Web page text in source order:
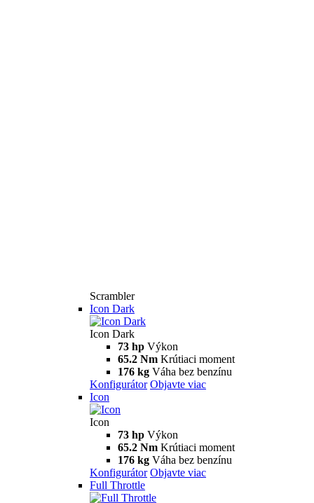
Scrambler
Icon Dark
Icon Dark
73 hp Výkon
65.2 Nm Krútiaci moment
176 kg Váha bez benzínu
Konfigurátor Objavte viac
Icon
Icon
73 hp Výkon
65.2 Nm Krútiaci moment
176 kg Váha bez benzínu
Konfigurátor Objavte viac
Full Throttle